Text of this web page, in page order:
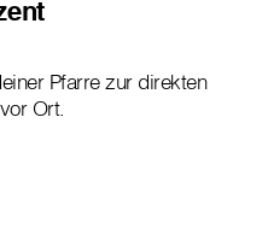
Pfarre zur direkten
Ort.